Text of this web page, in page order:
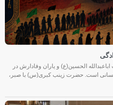
الحسین(ع) و یاران وفادارش در
است. حضرت زینب کبری(س) با صبر،